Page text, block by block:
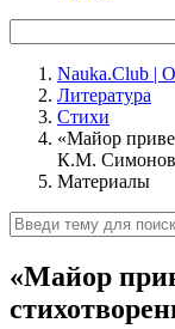
Nauka.Club |
Литература
Стихи
«Майор
К.М.
Материалы
«Майор